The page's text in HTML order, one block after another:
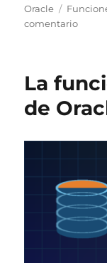
Oracle
comentarioen
de
La
de